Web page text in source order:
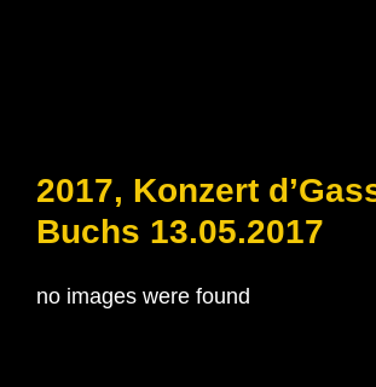
2017, Konzert
Buchs 13.05.2017
no images were found